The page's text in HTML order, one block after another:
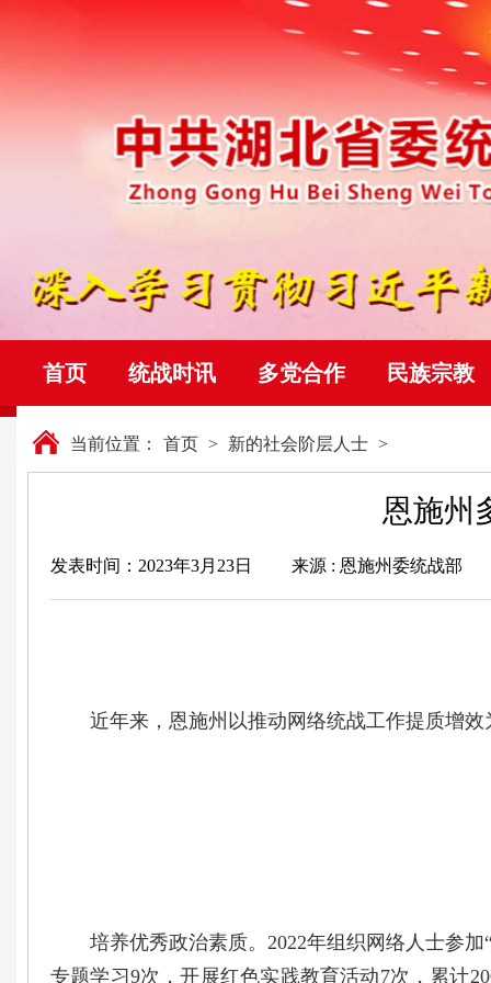
首页 统战时讯 多党合作 民族宗教
当前位置： 首页 > 新的社会阶层人士 >
恩施州
发表时间：2023年3月23日 来源 : 恩施州委统战部
近年来，恩施州以推动网络统战工作提质增效
培养优秀政治素质。2022年组织网络人士参加“
专题学习9次，开展红色实践教育活动7次，累计